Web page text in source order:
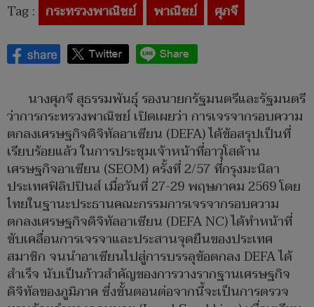
Tag : กระทรวงพาณิชย์ พาณิชย์ ศุภจี
นางศุภจี สุธรรมพันธุ์ รองนายกรัฐมนตรีและรัฐมนตรี
ว่าการกระทรวงพาณิชย์ เปิดเผยว่า การเจรจากรอบความ
ตกลงเศรษฐกิจดิจิทัลอาเซียน (DEFA) ได้ข้อสรุปเป็นที่
เรียบร้อยแล้ว ในการประชุมเจ้าหน้าที่อาวุโสด้าน
เศรษฐกิจอาเซียน (SEOM) ครั้งที่ 2/57 ที่กรุงมะนิลา
ประเทศฟิลิปปินส์ เมื่อวันที่ 27-29 พฤษภาคม 2569 โดย
ไทยในฐานะประธานคณะกรรมการเจรจากรอบความ
ตกลงเศรษฐกิจดิจิทัลอาเซียน (DEFA NC) ได้ทำหน้าที่
ขับเคลื่อนการเจรจาและประสานจุดยืนของประเทศ
สมาชิก จนนำอาเซียนไปสู่การบรรลุข้อตกลง DEFA ได้
สำเร็จ นับเป็นก้าวสำคัญของการวางรากฐานเศรษฐกิจ
ดิจิทัลของภูมิภาค ซึ่งขั้นตอนต่อจากนี้จะเป็นการตรวจ